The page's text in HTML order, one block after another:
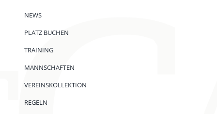
NEWS
PLATZ BUCHEN
TRAINING
MANNSCHAFTEN
VEREINSKOLLEKTION
REGELN